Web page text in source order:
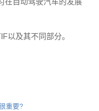
在自动驾驶汽车的发展
以及其不同部分。
重要?